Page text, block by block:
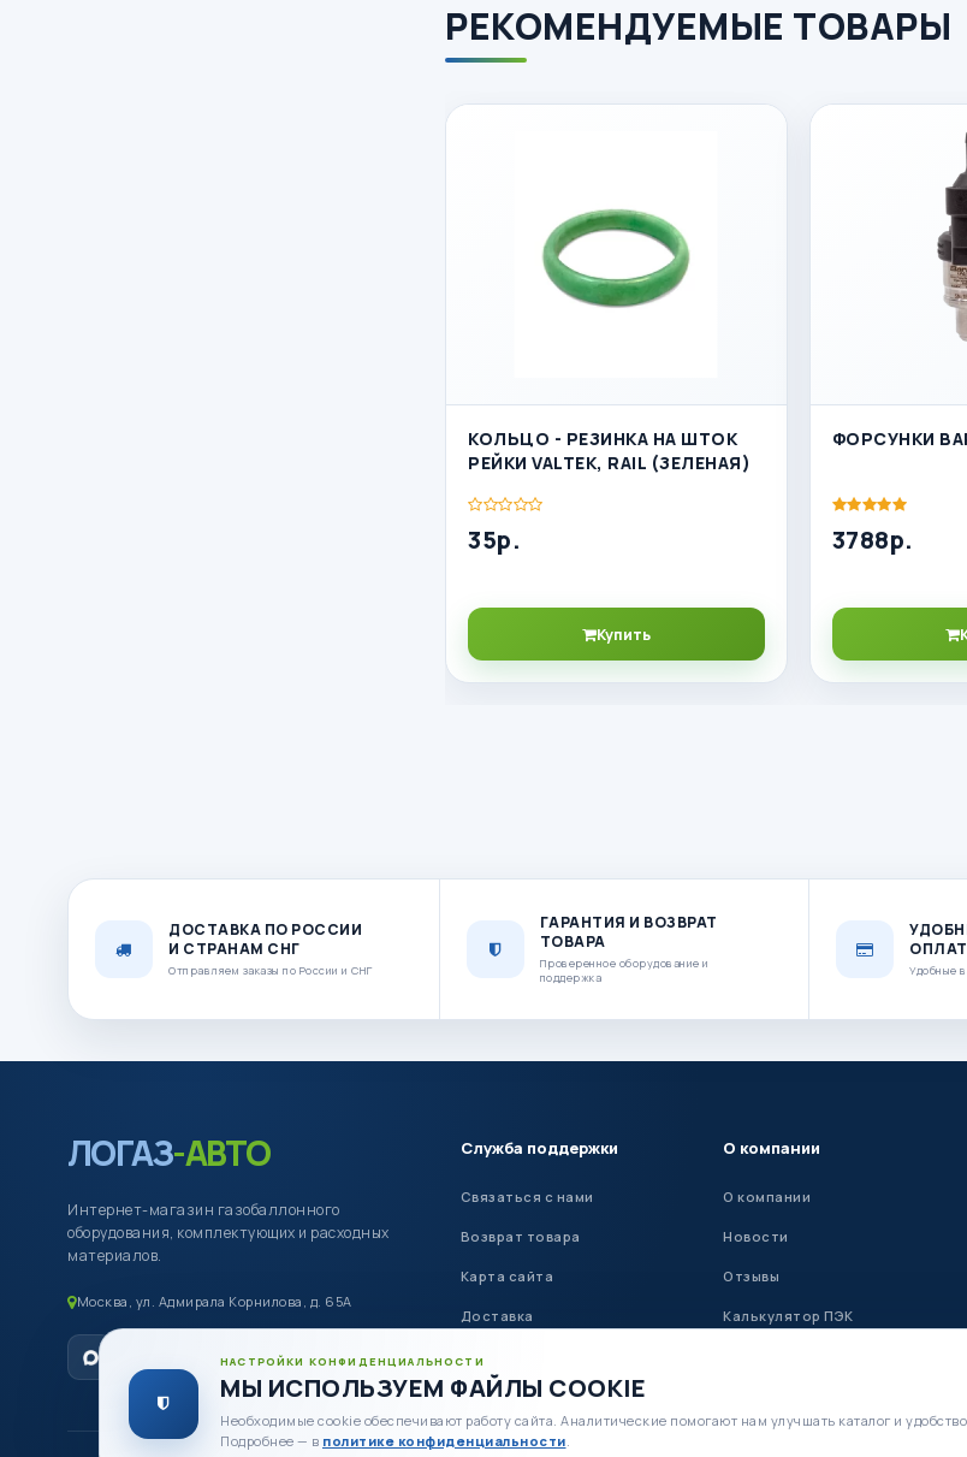
РЕКОМЕНДУЕМЫЕ ТОВАРЫ
КОЛЬЦО - РЕЗИНКА НА ШТОК
РЕЙКИ VALTEK, RAIL (ЗЕЛЕНАЯ)
35р.
Купить
ФОРСУНКИ
3788р.
ДОСТАВКА ПО РОССИИ
И СТРАНАМ СНГ
Отправляем заказы по России и СНГ
ГАРАНТИЯ И ВОЗВРАТ
ТОВАРА
Проверенное оборудование и
поддержка
Удобные
ЛОГАЗ-АВТО
Интернет-магазин газобаллонного
оборудования, комплектующих и расходных
материалов.
Москва, ул. Адмирала Корнилова, д. 65А
Служба поддержки
Связаться с нами
Возврат товара
Карта сайта
Доставка
Оплата
О компании
О компании
Новости
Отзывы
Калькулятор ПЭК
НАСТРОЙКИ КОНФИДЕНЦИАЛЬНОСТИ
МЫ ИСПОЛЬЗУЕМ ФАЙЛЫ COOKIE
Необходимые cookie обеспечивают работу сайта. Аналитические помогают нам улучшать каталог и
Подробнее — в политике конфиденциальности.